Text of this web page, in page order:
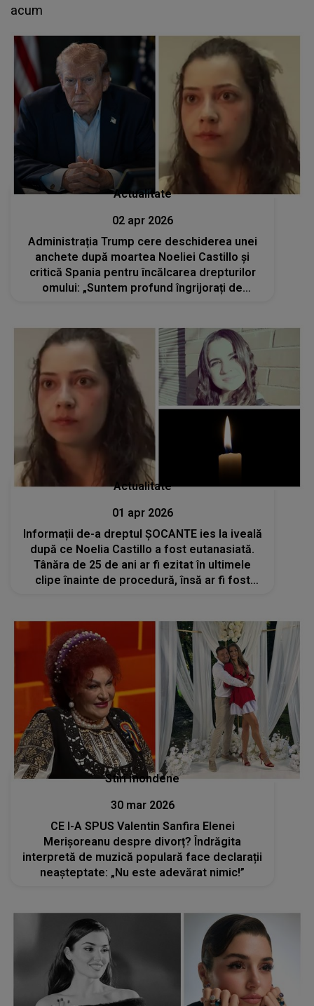
acum
Actualitate
02 apr 2026
Administrația Trump cere deschiderea unei
anchete după moartea Noeliei Castillo și
critică Spania pentru încălcarea drepturilor
omului: „Suntem profund îngrijorați de
Actualitate
01 apr 2026
Informații de-a dreptul ȘOCANTE ies la iveală
după ce Noelia Castillo a fost eutanasiată.
Tânăra de 25 de ani ar fi ezitat în ultimele
clipe înainte de procedură, însă ar fi fost
Stiri mondene
30 mar 2026
CE I-A SPUS Valentin Sanfira Elenei
Merișoreanu despre divorț? Îndrăgita
interpretă de muzică populară face declarații
neașteptate: „Nu este adevărat nimic!”